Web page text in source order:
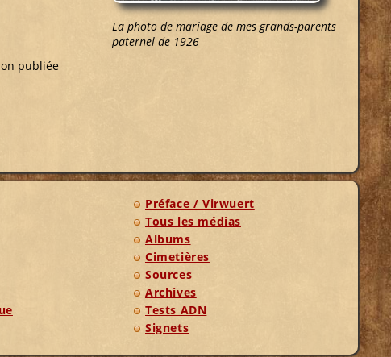
publiée
La photo de mariage de mes grands-parents
paternel de 1926
Préface / Virwuert
Tous les médias
Albums
Cimetières
Sources
Archives
Tests ADN
Signets